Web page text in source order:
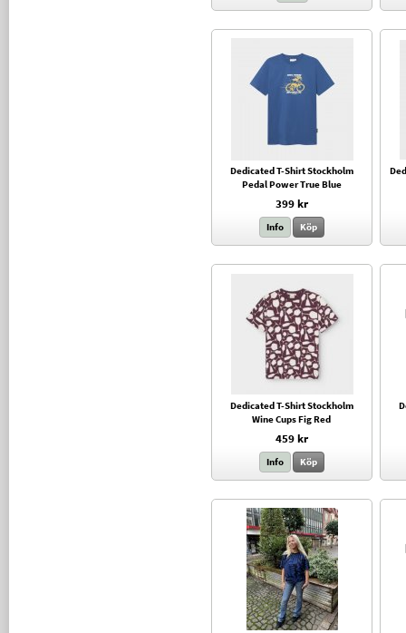
Dedicated T-Shirt Stockholm
Pedal Power True Blue
399 kr
Info Köp
Dedicated T-Shirt Stockholm
Wine Cups Fig Red
459 kr
Info Köp